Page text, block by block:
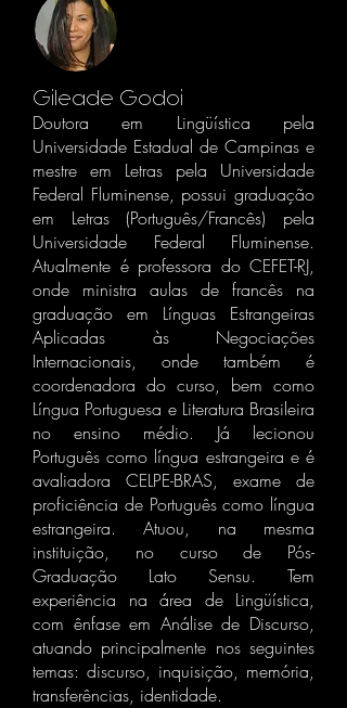
Gileade Godoi
Doutora em Lingüística pela
Universidade Estadual de Campinas e
mestre em Letras pela Universidade
Federal Fluminense, possui graduação
em Letras (Português/Francês) pela
Universidade Federal Fluminense.
Atualmente é professora do CEFET-RJ,
onde ministra aulas de francês na
graduação em Línguas Estrangeiras
Aplicadas às Negociações
Internacionais, onde também é
coordenadora do curso, bem como
Língua Portuguesa e Literatura Brasileira
no ensino médio. Já lecionou
Português como língua estrangeira e é
avaliadora CELPE-BRAS, exame de
proficiência de Português como língua
estrangeira. Atuou, na mesma
instituição, no curso de Pós-
Graduação Lato Sensu. Tem
experiência na área de Lingüística,
com ênfase em Análise de Discurso,
atuando principalmente nos seguintes
temas: discurso, inquisição, memória,
transferências, identidade.